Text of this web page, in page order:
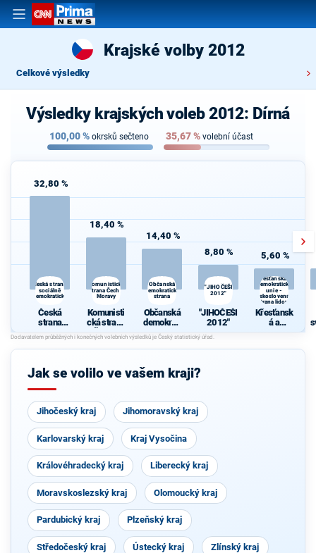
Krajské volby 2012
Celkové výsledky
Výsledky krajských voleb 2012: Dírná
100,00% okrsků sečteno 35,67% volební účast
32,80 %
Česká strana
sociálně
demokratická
Česká
strana
sociálně
demokrati
cká
18,40 %
Komunistická
strana Čech a
Moravy
Komunisti
cká strana
Čech a
Moravy
14,40 %
Občanská
demokratická
strana
Občanská
demokrati
cká strana
8,80 %
"JIHOČEŠI
2012"
"JIHOČEŠI
2012"
5,60 %
Křesťanská a
demokratická
unie -
Československá
strana lidová
Křesťansk
á a
demokrati
Českoslov
Jak se volilo ve vašem kraji?
Jihočeský kraj Jihomoravský kraj
Karlovarský kraj Kraj Vysočina
Královéhradecký kraj Liberecký kraj
Moravskoslezský kraj Olomoucký kraj
Pardubický kraj Plzeňský kraj
Středočeský kraj Ústecký kraj Zlínský kraj